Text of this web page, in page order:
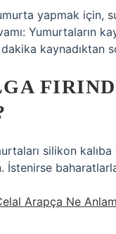
yapmak için,
Yumurtaların
kaynadıktan
silikon
İstenirse
Arapça Ne